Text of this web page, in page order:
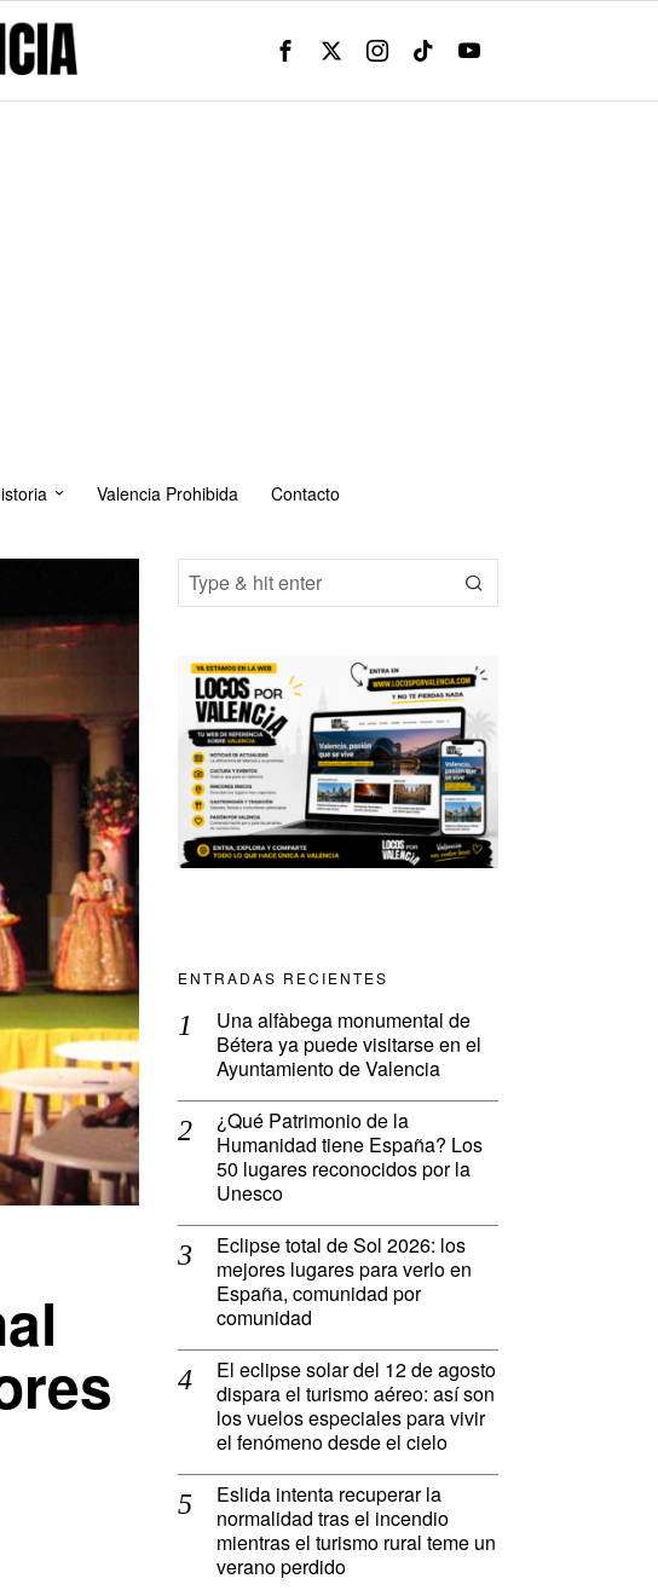
Valencia Prohibida Contacto
ENTRADAS RECIENTES
Una alfàbega monumental de
Bétera ya puede visitarse en el
Ayuntamiento de Valencia
¿Qué Patrimonio de la
Humanidad tiene España? Los
50 lugares reconocidos por la
Unesco
Eclipse total de Sol 2026: los
mejores lugares para verlo en
España, comunidad por
comunidad
El eclipse solar del 12 de agosto
dispara el turismo aéreo: así son
los vuelos especiales para vivir
el fenómeno desde el cielo
Eslida intenta recuperar la
normalidad tras el incendio
mientras el turismo rural teme un
verano perdido